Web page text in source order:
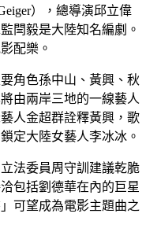
），總導演邱立偉
閆毅是大陸知名編劇。
配樂。
角色孫中山、黃興、秋
由兩岸三地的一線藝人
人金超群詮釋黃興，歌
定大陸女藝人李冰冰。
法委員周守訓建議乾脆
包括劉德華在內的巨星
可望成為電影主題曲之